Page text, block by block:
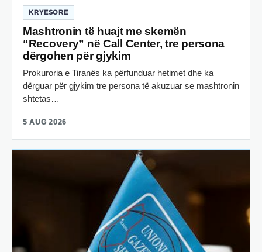
KRYESORE
Mashtronin të huajt me skemën
“Recovery” në Call Center, tre persona
dërgohen për gjykim
Prokuroria e Tiranës ka përfunduar hetimet dhe ka
dërguar për gjykim tre persona të akuzuar se mashtronin
shtetas…
5 AUG 2026